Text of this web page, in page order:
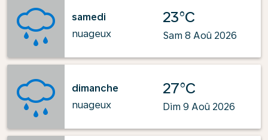
samedi
nuageux
23°C
Sam 8 Aoû 2026
dimanche
nuageux
27°C
Dim 9 Aoû 2026